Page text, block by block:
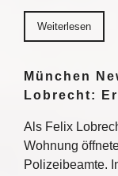
Weiterlesen
München
Lobrecht:
Als Felix
Wohnung
Polizeibeamte.